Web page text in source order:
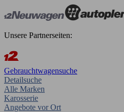
Unsere Partnerseiten:
Gebrauchtwagensuche
Detailsuche
Alle Marken
Karosserie
Angebote vor Ort